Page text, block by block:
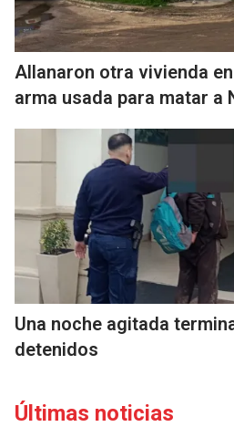
Allanaron otra vivienda
arma usada para matar a
Una noche agitada
detenidos
Últimas noticias